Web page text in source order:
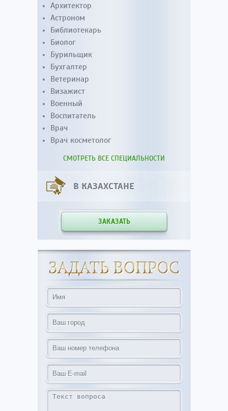
Архитектор
Астроном
Библиотекарь
Биолог
Бурильщик
Бухгалтер
Ветеринар
Визажист
Военный
Воспитатель
Врач
Врач косметолог
СМОТРЕТЬ ВСЕ СПЕЦИАЛЬНОСТИ
В КАЗАХСТАНЕ
ЗАКАЗАТЬ